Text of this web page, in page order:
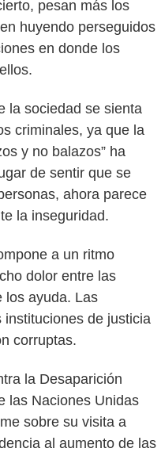
pesan más los
huyendo perseguidos
en donde los
la sociedad se sienta
criminales, ya que la
y no balazos” ha
de sentir que se
ahora parece
la inseguridad.
a un ritmo
dolor entre las
los ayuda. Las
de justicia
corruptas.
la Desaparición
las Naciones Unidas
sobre su visita a
al aumento de las